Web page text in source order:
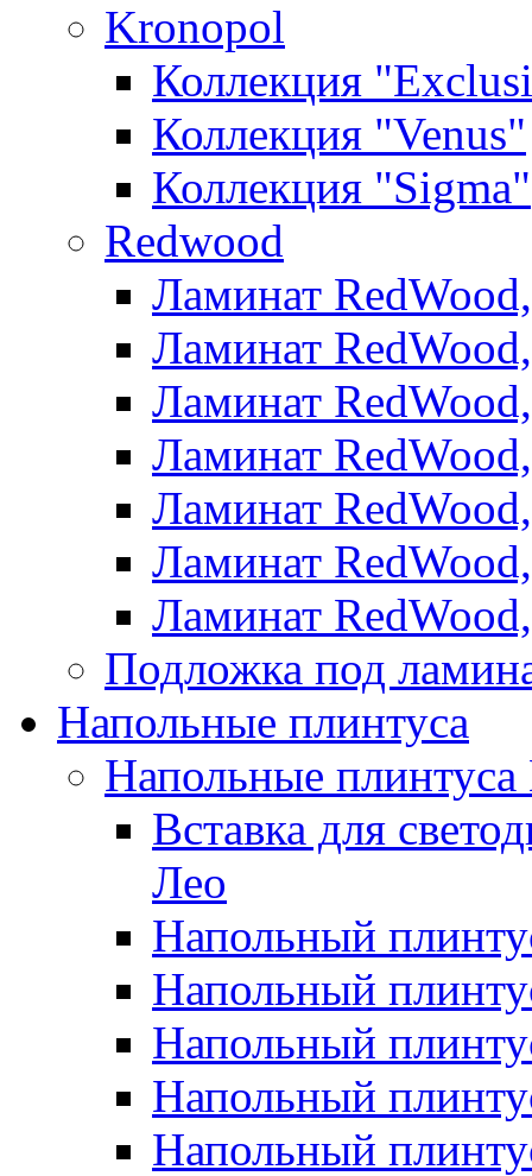
Kronopol
Коллекция
Коллекция "Venus"
Коллекция "Sigma"
Redwood
Ламинат
Ламинат
Ламинат
Ламинат
Ламинат
Ламинат
Ламинат
Подложка под
Напольные плинтуса
Напольные
Вставка для
Лео
Напольный
Напольный
Напольный
Напольный
Напольный